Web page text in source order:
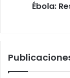
Ébola: